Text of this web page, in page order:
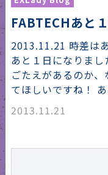
FABTECHあと
2013.11.21 時差は
あと１日になりま
ごたえがあるのか
てほしいですね！
2013.11.21